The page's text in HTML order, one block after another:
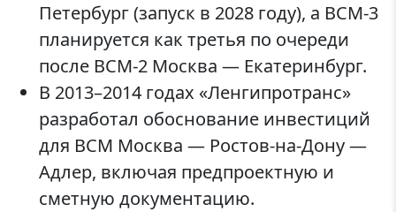
Петербург (запуск в 2028 году), а ВСМ-3
планируется как третья по очереди
после ВСМ-2 Москва — Екатеринбург.
В 2013–2014 годах «Ленгипротранс»
разработал обоснование инвестиций
для ВСМ Москва — Ростов-на-Дону —
Адлер, включая предпроектную и
сметную документацию.